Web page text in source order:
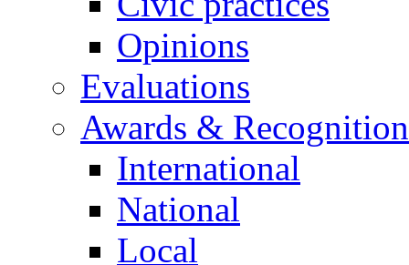
Opinions
Evaluations
Awards &
International
National
Local